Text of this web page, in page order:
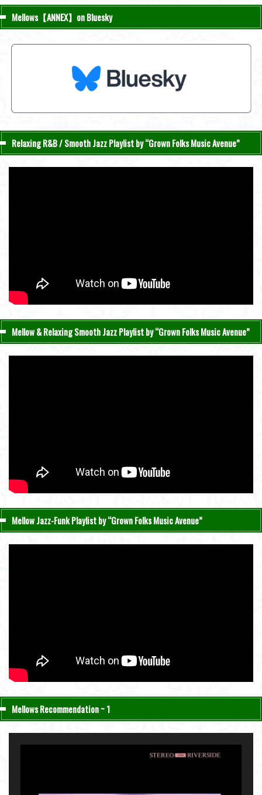
Mellows【ANNEX】on Bluesky
Relaxing R&B / Smooth Jazz Playlist by “Grown Folks Music Avenue”
Mellow & Relaxing Smooth Jazz Playlist by “Grown Folks Music Avenue”
Mellow Jazz-Funk Playlist by “Grown Folks Music Avenue”
Mellows Recommendation ~ 1